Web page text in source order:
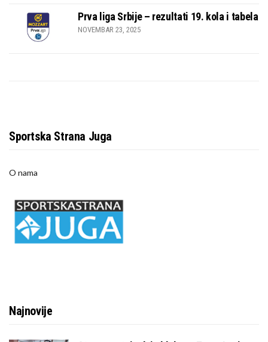
Prva liga Srbije – rezultati 19. kola i tabela
NOVEMBAR 23, 2025
Sportska Strana Juga
O nama
Najnovije